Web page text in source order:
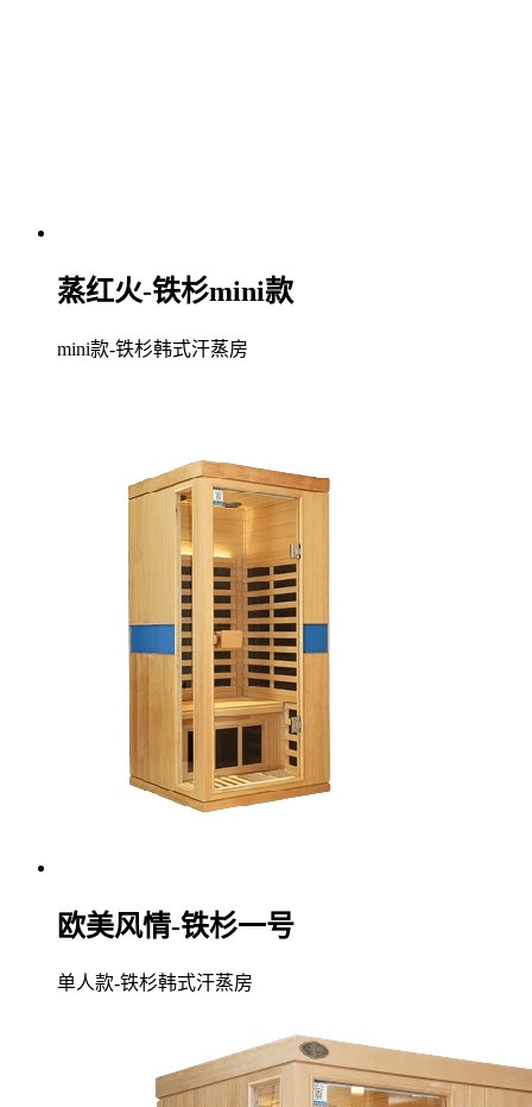
蒸红火-铁杉mini款
mini款-铁杉韩式汗蒸房
欧美风情-铁杉一号
单人款-铁杉韩式汗蒸房